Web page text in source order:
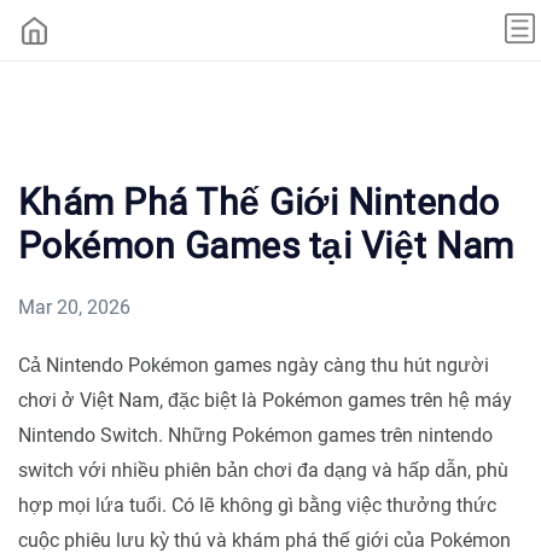
Khám Phá Thế Giới Nintendo
Pokémon Games tại Việt Nam
Mar 20, 2026
Cả Nintendo Pokémon games ngày càng thu hút người
chơi ở Việt Nam, đặc biệt là Pokémon games trên hệ máy
Nintendo Switch. Những Pokémon games trên nintendo
switch với nhiều phiên bản chơi đa dạng và hấp dẫn, phù
hợp mọi lứa tuổi. Có lẽ không gì bằng việc thưởng thức
cuộc phiêu lưu kỳ thú và khám phá thế giới của Pokémon